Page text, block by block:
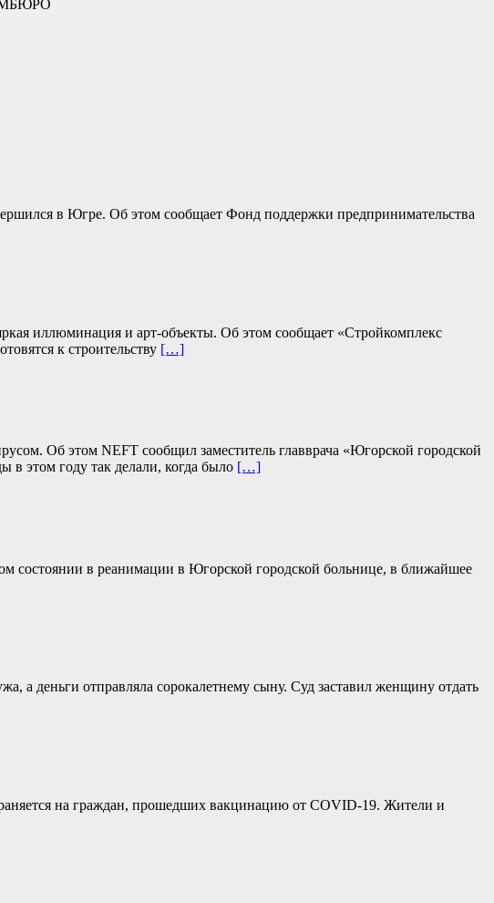
в Югре. Об этом сообщает Фонд поддержки предпринимательства
иллюминация и арт-объекты. Об этом сообщает «Стройкомплекс
к строительству […]
Об этом NEFT сообщил заместитель главврача «Югорской городской
этом году так делали, когда было […]
состоянии в реанимации в Югорской городской больнице, в ближайшее
а деньги отправляла сорокалетнему сыну. Суд заставил женщину отдать
на граждан, прошедших вакцинацию от COVID-19. Жители и